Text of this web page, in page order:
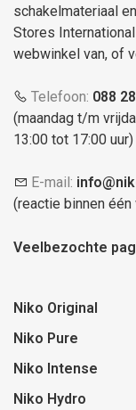
schakelmateriaal
Stores
webwinkel van, of
Telefoon: 088
(maandag t/m
13:00 tot 17:00 uur)
E-mail:
(reactie binnen
Veelbezochte
Niko Original
Niko Pure
Niko Intense
Niko Hydro